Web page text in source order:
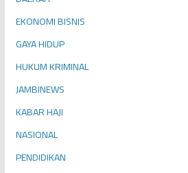
EKONOMI BISNIS
GAYA HIDUP
HUKUM KRIMINAL
JAMBINEWS
KABAR HAJI
NASIONAL
PENDIDIKAN